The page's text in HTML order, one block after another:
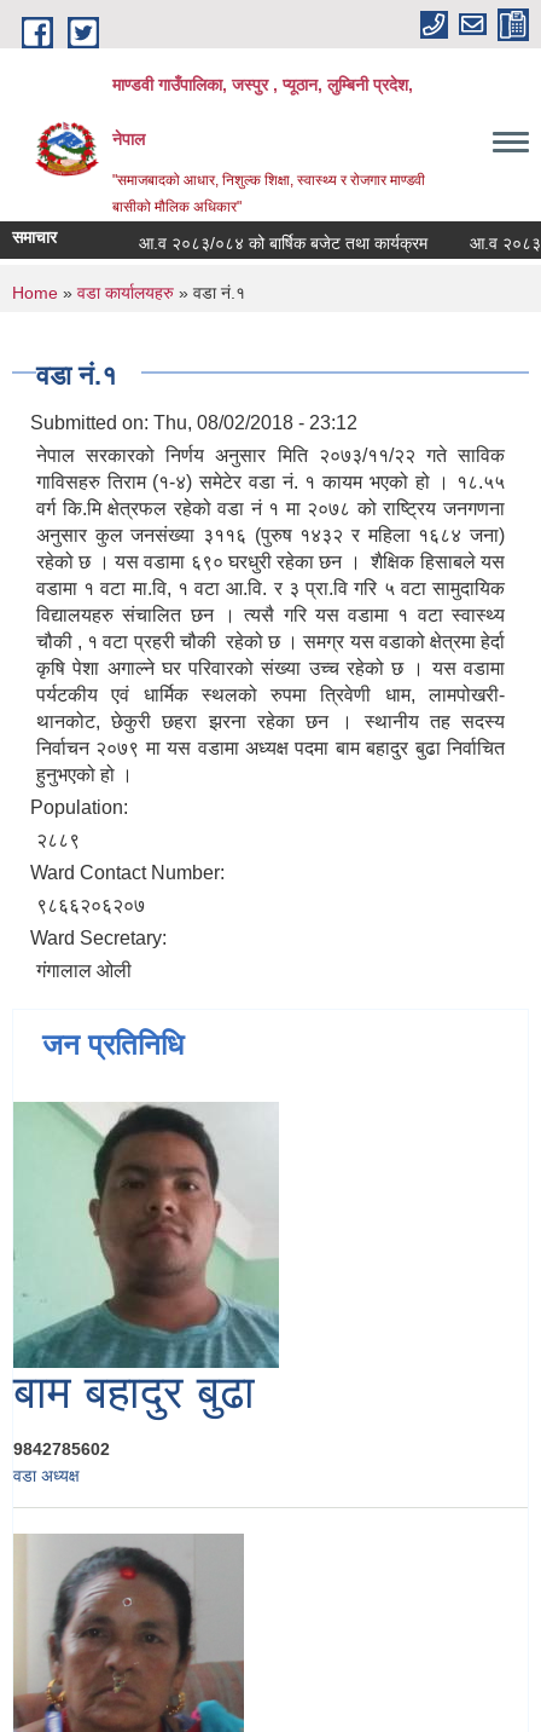
Skip to main content
माण्डवी गाउँपालिका, जस्पुर , प्यूठान, लुम्बिनी प्रदेश,
नेपाल
"समाजबादको आधार, निशुल्क शिक्षा, स्वास्थ्य र रोजगार माण्डवी
बासीको मौलिक अधिकार"
समाचार आ.व २०८३/०८४ को बार्षिक बजेट तथा कार्यक्रम आ.व २०८३/०८४
You are here
Home » वडा कार्यालयहरु » वडा नं.१
वडा नं.१
Submitted on: Thu, 08/02/2018 - 23:12
नेपाल सरकारको निर्णय अनुसार मिति २०७३/११/२२ गते साविक
गाविसहरु तिराम (१-४) समेटेर वडा नं. १ कायम भएको हो । १८.५५
वर्ग कि.मि क्षेत्रफल रहेको वडा नं १ मा २०७८ को राष्ट्रिय जनगणना
अनुसार कुल जनसंख्या ३११६ (पुरुष १४३२ र महिला १६८४ जना)
रहेको छ । यस वडामा ६९० घरधुरी रहेका छन । शैक्षिक हिसाबले यस
वडामा १ वटा मा.वि, १ वटा आ.वि. र ३ प्रा.वि गरि ५ वटा सामुदायिक
विद्यालयहरु संचालित छन । त्यसै गरि यस वडामा १ वटा स्वास्थ्य
चौकी , १ वटा प्रहरी चौकी रहेको छ । समग्र यस वडाको क्षेत्रमा हेर्दा
कृषि पेशा अगाल्ने घर परिवारको संख्या उच्च रहेको छ । यस वडामा
पर्यटकीय एवं धार्मिक स्थलको रुपमा त्रिवेणी धाम, लामपोखरी-
थानकोट, छेकुरी छहरा झरना रहेका छन । स्थानीय तह सदस्य
निर्वाचन २०७९ मा यस वडामा अध्यक्ष पदमा बाम बहादुर बुढा निर्वाचित
हुनुभएको हो ।
Population:
२८८९
Ward Contact Number:
९८६६२०६२०७
Ward Secretary:
गंगालाल ओली
जन प्रतिनिधि
बाम बहादुर बुढा
9842785602
वडा अध्यक्ष